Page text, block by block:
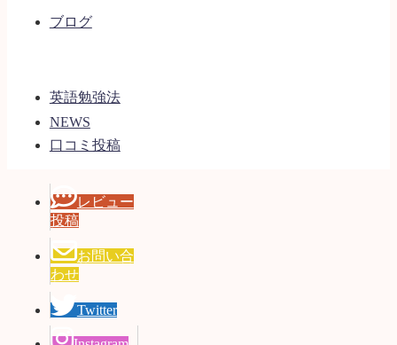
ブログ
英語勉強法
NEWS
口コミ投稿
レビュー
投稿
お問い合
わせ
Twitter